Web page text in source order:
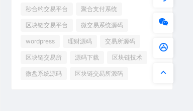
秒合约交易平台 聚合支付系统
区块链交易平台 微交易系统源码
wordpress 理财源码 交易所源码
区块链交易所 源码下载 区块链技术
微盘系统源码 区块链交易所源码